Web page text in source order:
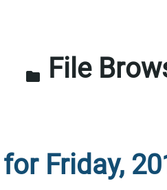
folder File
Friday,